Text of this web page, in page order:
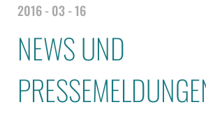
2016 - 03 - 16
NEWS UND